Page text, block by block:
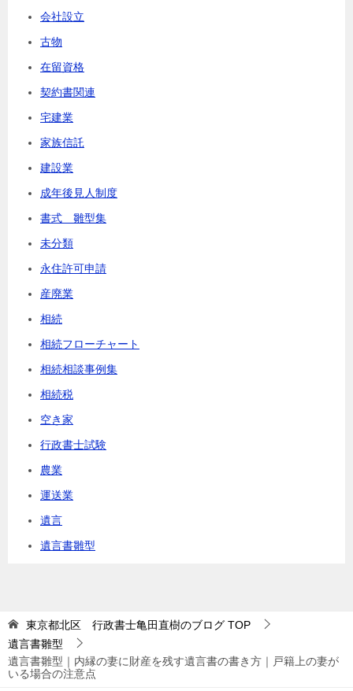
会社設立
古物
在留資格
契約書関連
宅建業
家族信託
建設業
成年後見人制度
書式 雛型集
未分類
永住許可申請
産廃業
相続
相続フローチャート
相続相談事例集
相続税
空き家
行政書士試験
農業
運送業
遺言
遺言書雛型
東京都北区 行政書士亀田直樹のブログ TOP
遺言書雛型
遺言書雛型｜内縁の妻に財産を残す遺言書の書き方｜戸籍上の妻が
いる場合の注意点